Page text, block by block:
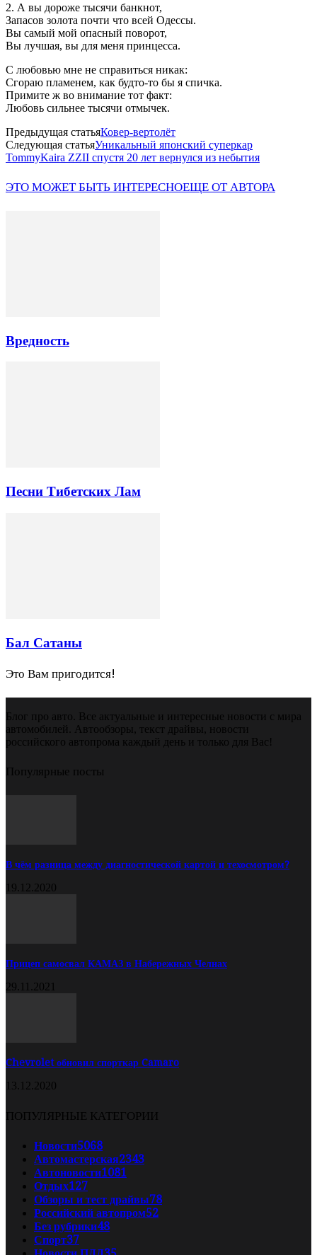
2. А вы дороже тысячи банкнот,
Запасов золота почти что всей Одессы.
Вы самый мой опасный поворот,
Вы лучшая, вы для меня принцесса.
С любовью мне не справиться никак:
Сгораю пламенем, как будто-то бы я спичка.
Примите ж во внимание тот факт:
Любовь сильнее тысячи отмычек.
Предыдущая статьяКовер-вертолёт
Следующая статьяУникальный японский суперкар
TommyKaira ZZII спустя 20 лет вернулся из небытия
ЭТО МОЖЕТ БЫТЬ ИНТЕРЕСНОЕЩЕ ОТ АВТОРА
Вредность
Песни Тибетских Лам
Бал Сатаны
Это Вам пригодится!
Блог про авто. Все актуальные и интересные новости с мира
автомобилей. Автообзоры, текст драйвы, новости
российского автопрома каждый день и только для Вас!
Популярные посты
В чём разница между диагностической картой и техосмотром?
19.12.2020
Прицеп самосвал КАМАЗ в Набережных Челнах
29.11.2021
Chevrolet обновил спорткар Camaro
13.12.2020
ПОПУЛЯРНЫЕ КАТЕГОРИИ
Новости5068
Автомастерская2343
Автоновости1081
Отдых127
Обзоры и тест драйвы78
Российский автопром52
Без рубрики48
Спорт37